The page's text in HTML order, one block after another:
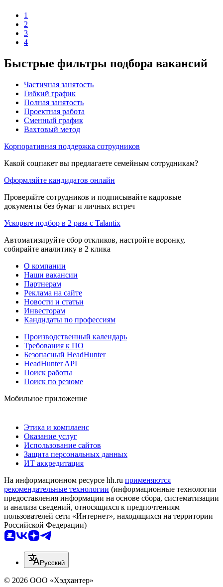
1
2
3
4
Быстрые фильтры подбора вакансий
Частичная занятость
Гибкий график
Полная занятость
Проектная работа
Сменный график
Вахтовый метод
Корпоративная поддержка сотрудников
Какой соцпакет вы предлагаете семейным сотрудникам?
Оформляйте кандидатов онлайн
Проверяйте сотрудников и подписывайте кадровые
документы без бумаг и личных встреч
Ускорьте подбор в 2 раза с Talantix
Автоматизируйте сбор откликов, настройте воронку,
собирайте аналитику в 2 клика
О компании
Наши вакансии
Партнерам
Реклама на сайте
Новости и статьи
Инвесторам
Кандидаты по профессиям
Производственный календарь
Требования к ПО
Безопасный HeadHunter
HeadHunter API
Поиск работы
Поиск по резюме
Мобильное приложение
Этика и комплаенс
Оказание услуг
Использование сайтов
Защита персональных данных
ИТ аккредитация
На информационном ресурсе hh.ru применяются
рекомендательные технологии (информационные технологии
предоставления информации на основе сбора, систематизации
и анализа сведений, относящихся к предпочтениям
пользователей сети «Интернет», находящихся на территории
Российской Федерации)
Русский
© 2026 ООО «Хэдхантер»